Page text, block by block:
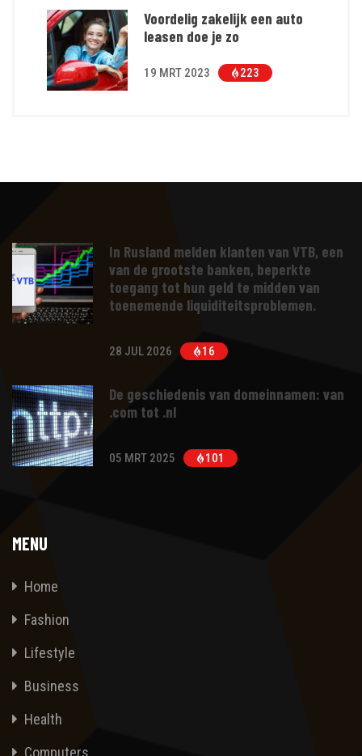
Voordelig zakelijk een auto
leasen doe je zo
19 MRT 2023 223
In Rusland melden klanten van VTB, een
van de grootste banken, beperkte
toegang tot hun geld te midden van
toenemende liquiditeitsproblemen.
28 JUL 2026 16
De geschiedenis van domeinnamen: van
.com tot .nl
05 MRT 2025 101
MENU
Home
Fashion
Lifestyle
Business
Health